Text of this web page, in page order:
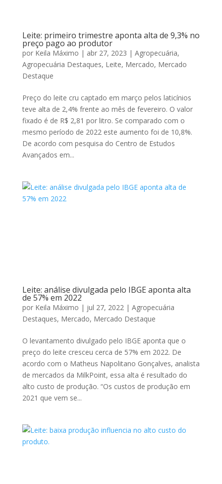
Leite: primeiro trimestre aponta alta de 9,3% no
preço pago ao produtor
por Keila Máximo | abr 27, 2023 | Agropecuária,
Agropecuária Destaques, Leite, Mercado, Mercado
Destaque
Preço do leite cru captado em março pelos laticínios
teve alta de 2,4% frente ao mês de fevereiro. O valor
fixado é de R$ 2,81 por litro. Se comparado com o
mesmo período de 2022 este aumento foi de 10,8%.
De acordo com pesquisa do Centro de Estudos
Avançados em...
Leite: análise divulgada pelo IBGE aponta alta
de 57% em 2022
por Keila Máximo | jul 27, 2022 | Agropecuária
Destaques, Mercado, Mercado Destaque
O levantamento divulgado pelo IBGE aponta que o
preço do leite cresceu cerca de 57% em 2022. De
acordo com o Matheus Napolitano Gonçalves, analista
de mercados da MilkPoint, essa alta é resultado do
alto custo de produção. “Os custos de produção em
2021 que vem se...